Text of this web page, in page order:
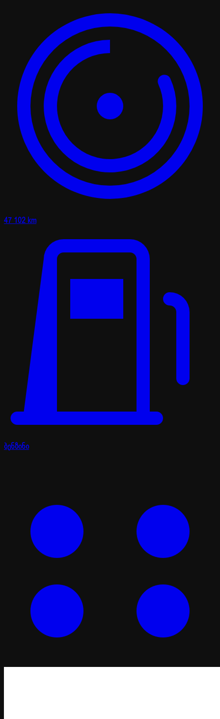
47 102 km
ბენზინი